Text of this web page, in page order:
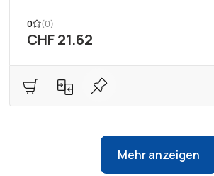
0 (0)
CHF 21.62
Mehr anzeigen